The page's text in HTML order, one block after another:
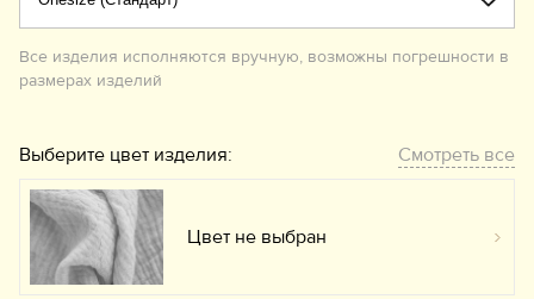
Все изделия исполняются вручную, возможны погрешности в
размерах изделий
Выберите цвет изделия: Смотреть все
Цвет не выбран